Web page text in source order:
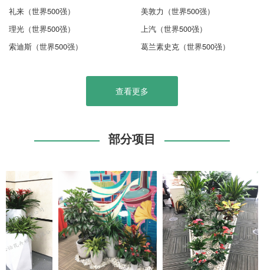
礼来（世界500强）
美敦力（世界500强）
理光（世界500强）
上汽（世界500强）
索迪斯（世界500强）
葛兰素史克（世界500强）
查看更多
部分项目